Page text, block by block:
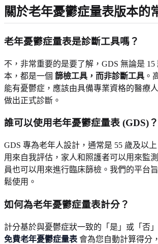
關於老年憂鬱症量表版本的
老年憂鬱症量表是診斷工具嗎？
不，非常重要的是要了解，GDS 無論是 15
本，都是一個 篩檢工具，而非診斷工具 。
能有憂鬱症，應該由具備專業資格的醫療
做出正式診斷。
誰可以使用老年憂鬱症量表 (GDS)？
GDS 專為老年人設計，通常是 55 歲及以
用來自我評估，家人和照護者可以用來監
員也可以用來進行臨床篩檢。我們的平台
鬆使用。
如何為老年憂鬱症量表計分？
計分基於與憂鬱症狀一致的「是」或「否
免費老年憂鬱症量表 會為您自動計算得分